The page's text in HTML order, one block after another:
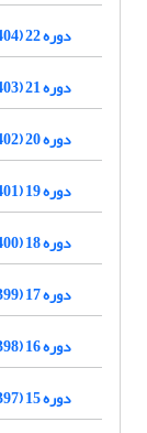
دوره 22 (1404)
دوره 21 (1403)
دوره 20 (1402)
دوره 19 (1401)
دوره 18 (1400)
دوره 17 (1399)
دوره 16 (1398)
دوره 15 (1397)